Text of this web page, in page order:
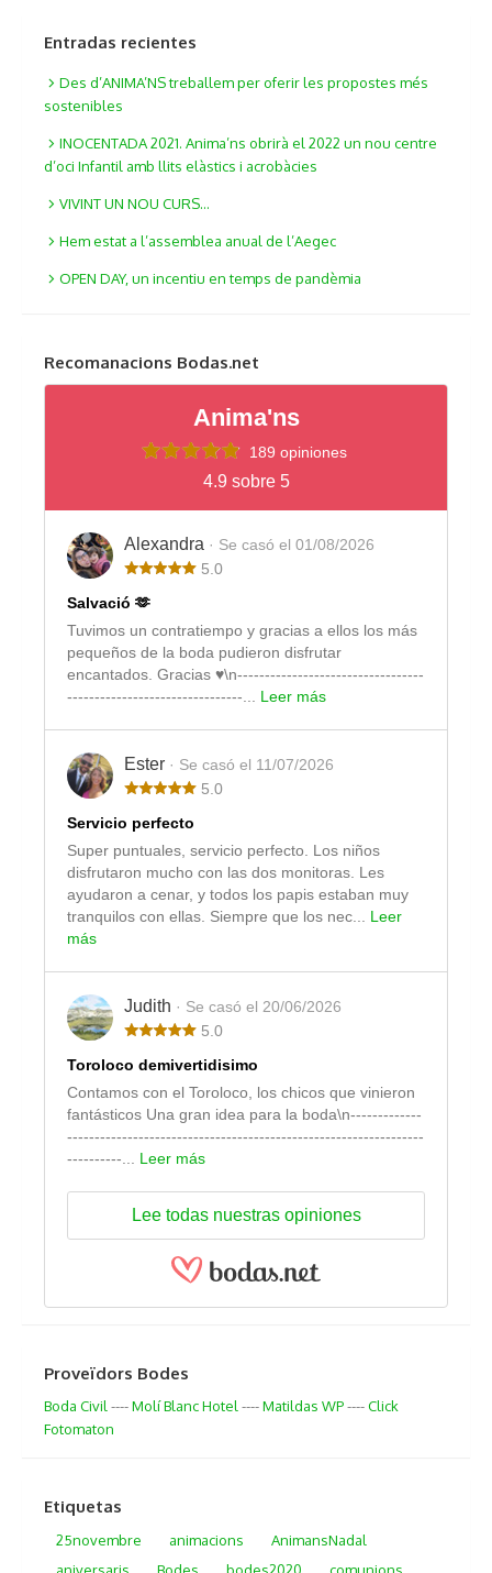
Entradas recientes
Des d’ANIMA’NS treballem per oferir les propostes més
sostenibles
INOCENTADA 2021. Anima’ns obrirà el 2022 un nou centre
d’oci Infantil amb llits elàstics i acrobàcies
VIVINT UN NOU CURS…
Hem estat a l’assemblea anual de l’Aegec
OPEN DAY, un incentiu en temps de pandèmia
Recomanacions Bodas.net
Anima'ns
189 opiniones
4.9 sobre 5
Alexandra · Se casó el 01/08/2026
5.0
Salvació 🫶
Tuvimos un contratiempo y gracias a ellos los más
pequeños de la boda pudieron disfrutar
encantados. Gracias ♥️\n----------------------------------
--------------------------------... Leer más
Ester · Se casó el 11/07/2026
5.0
Servicio perfecto
Super puntuales, servicio perfecto. Los niños
disfrutaron mucho con las dos monitoras. Les
ayudaron a cenar, y todos los papis estaban muy
tranquilos con ellas. Siempre que los nec... Leer
más
Judith · Se casó el 20/06/2026
5.0
Toroloco demivertidisimo
Contamos con el Toroloco, los chicos que vinieron
fantásticos Una gran idea para la boda\n-------------
-----------------------------------------------------------------
----------... Leer más
Lee todas nuestras opiniones
Proveïdors Bodes
Boda Civil----Molí Blanc Hotel----Matildas WP----Click
Fotomaton
Etiquetas
25novembre animacions
AnimansNadal